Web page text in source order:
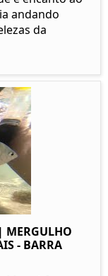
andando
da
MERGULHO
- BARRA